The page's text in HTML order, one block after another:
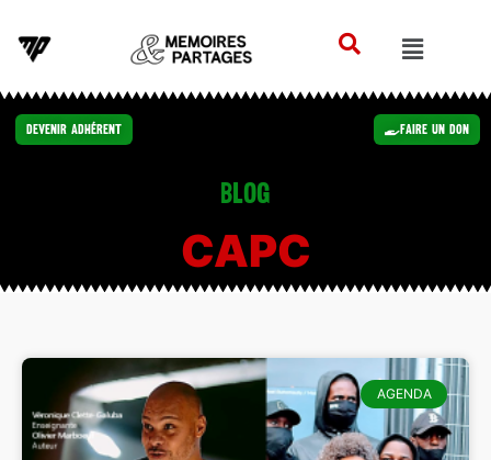
Devenir Adhérent Faire un Don
Blog
CAPC
AGENDA